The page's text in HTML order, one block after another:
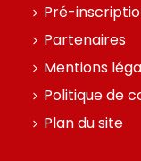
Pré-
Partenaires
Mentions
Politique de
Plan du site